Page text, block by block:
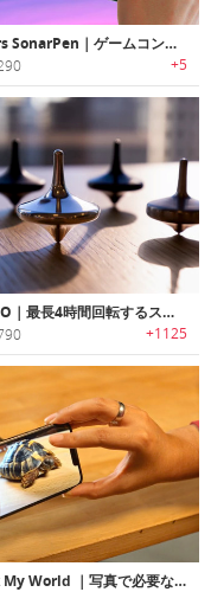
Colors SonarPen｜ゲームコンソールに描き込める筆圧感知ペン「カラーズソナーペン」
+5
LIMBO｜最長4時間回転するスピニングトップ「リンボ」
+1125
Brick My World ｜写真で必要なピースを検出し、自分だけのビルドを作れるアプリ